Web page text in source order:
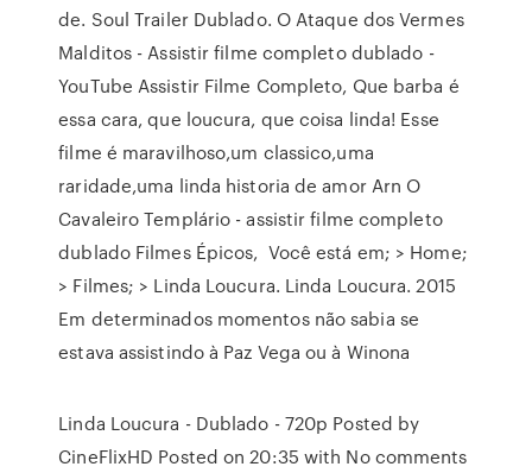
de. Soul Trailer Dublado. O Ataque dos Vermes
Malditos - Assistir filme completo dublado -
YouTube Assistir Filme Completo, Que barba é
essa cara, que loucura, que coisa linda! Esse
filme é maravilhoso,um classico,uma
raridade,uma linda historia de amor Arn O
Cavaleiro Templário - assistir filme completo
dublado Filmes Épicos, Você está em; > Home;
> Filmes; > Linda Loucura. Linda Loucura. 2015
Em determinados momentos não sabia se
estava assistindo à Paz Vega ou à Winona
Linda Loucura - Dublado - 720p Posted by
CineFlixHD Posted on 20:35 with No comments